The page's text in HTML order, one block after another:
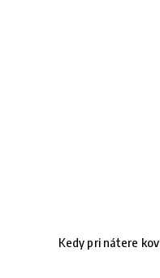
Kedy pri nátere